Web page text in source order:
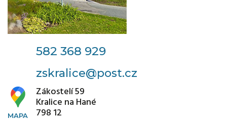
582 368 929
zskralice@post.cz
Zákostelí 59
Kralice na Hané
798 12